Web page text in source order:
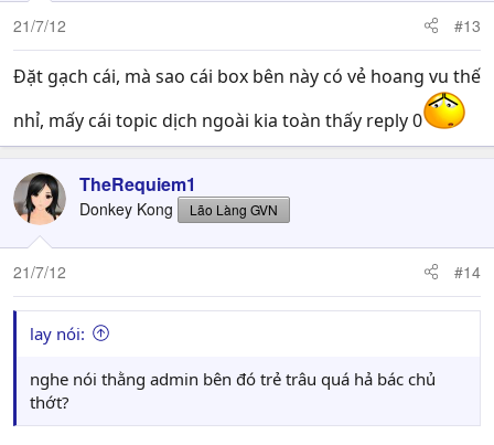
21/7/12 #13
Đặt gạch cái, mà sao cái box bên này có vẻ hoang vu thế
nhỉ, mấy cái topic dịch ngoài kia toàn thấy reply 0
TheRequiem1
Donkey Kong Lão Làng GVN
21/7/12 #14
lay nói:
nghe nói thằng admin bên đó trẻ trâu quá hả bác chủ
thớt?